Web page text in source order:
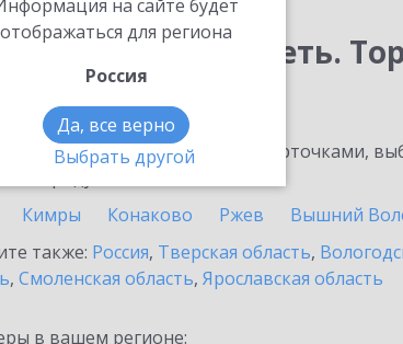
на сайте будет
отображаться для региона
Россия
Да, все верно
Выбрать другой
1С:Бизнес-сеть.
с информационными карточками,
продукта.
Кимры Конаково Ржев Вышний
также: Россия, Тверская область,
, Смоленская область, Ярославская область
в вашем регионе: